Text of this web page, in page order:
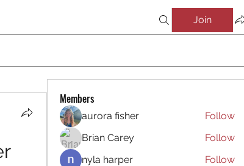
Join
Members
aurora fisher
Follow
Brian Carey
Follow
nyla harper
Follow